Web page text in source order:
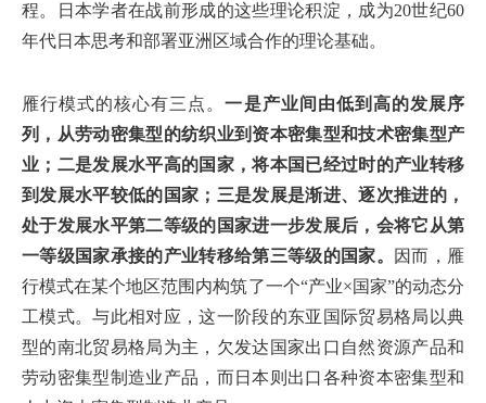
程。日本学者在战前形成的这些理论积淀，成为20世纪60
年代日本思考和部署亚洲区域合作的理论基础。
雁行模式的核心有三点。一是产业间由低到高的发展序
列，从劳动密集型的纺织业到资本密集型和技术密集型产
业；二是发展水平高的国家，将本国已经过时的产业转移
到发展水平较低的国家；三是发展是渐进、逐次推进的，
处于发展水平第二等级的国家进一步发展后，会将它从第
一等级国家承接的产业转移给第三等级的国家。
因而，雁
行模式在某个地区范围内构筑了一个“产业×国家”的动态分
工模式。与此相对应，这一阶段的东亚国际贸易格局以典
型的南北贸易格局为主，欠发达国家出口自然资源产品和
劳动密集型制造业产品，而日本则出口各种资本密集型和